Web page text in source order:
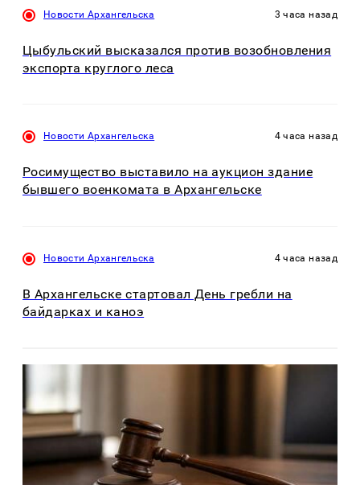
Новости Архангельска 3 часа назад
Цыбульский высказался против возобновления
экспорта круглого леса
Новости Архангельска 4 часа назад
Росимущество выставило на аукцион здание
бывшего военкомата в Архангельске
Новости Архангельска 4 часа назад
В Архангельске стартовал День гребли на
байдарках и каноэ